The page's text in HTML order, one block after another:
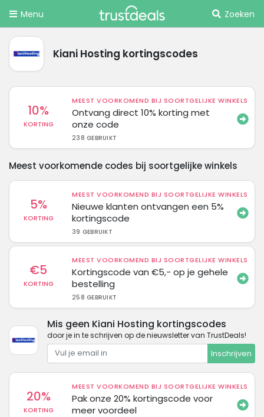
Menu Zoeken
Kiani Hosting kortingscodes
10%
KORTING
MEEST VOORKOMEND BIJ SOORTGELIJKE WINKELS
Ontvang direct 10% korting met
onze code
238 GEBRUIKT
Meest voorkomende codes bij soortgelijke winkels
5%
KORTING
MEEST VOORKOMEND BIJ SOORTGELIJKE WINKELS
Nieuwe klanten ontvangen een 5%
kortingscode
39 GEBRUIKT
€5
KORTING
MEEST VOORKOMEND BIJ SOORTGELIJKE WINKELS
Kortingscode van €5,- op je gehele
bestelling
258 GEBRUIKT
Mis geen Kiani Hosting kortingscodes
door je in te schrijven op de nieuwsletter van TrustDeals!
Inschrijven
20%
KORTING
MEEST VOORKOMEND BIJ SOORTGELIJKE WINKELS
Pak onze 20% kortingscode voor
meer voordeel